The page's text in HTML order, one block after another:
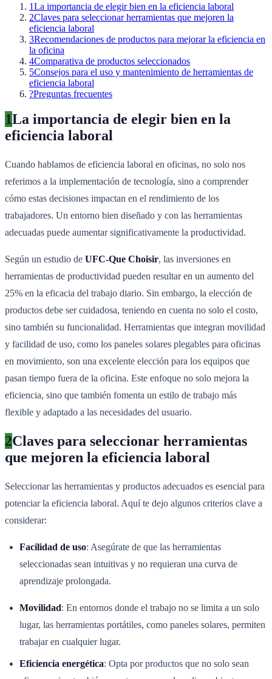
1La importancia de elegir bien en la eficiencia laboral
2Claves para seleccionar herramientas que mejoren la
eficiencia laboral
3Recomendaciones de productos para mejorar la eficiencia en
la oficina
4Comparativa de productos seleccionados
5Consejos para el uso y mantenimiento de herramientas de
eficiencia laboral
?Preguntas frecuentes
1La importancia de elegir bien en la
eficiencia laboral
Cuando hablamos de eficiencia laboral en oficinas, no solo nos
referimos a la implementación de tecnología, sino a comprender
cómo estas decisiones impactan en el rendimiento de los
trabajadores. Un entorno bien diseñado y con las herramientas
adecuadas puede aumentar significativamente la productividad.
Según un estudio de UFC-Que Choisir, las inversiones en
herramientas de productividad pueden resultar en un aumento del
25% en la eficacia del trabajo diario. Sin embargo, la elección de
productos debe ser cuidadosa, teniendo en cuenta no solo el costo,
sino también su funcionalidad. Herramientas que integran movilidad
y facilidad de uso, como los paneles solares plegables para oficinas
en movimiento, son una excelente elección para los equipos que
pasan tiempo fuera de la oficina. Este enfoque no solo mejora la
eficiencia, sino que también fomenta un estilo de trabajo más
flexible y adaptado a las necesidades del usuario.
2Claves para seleccionar herramientas
que mejoren la eficiencia laboral
Seleccionar las herramientas y productos adecuados es esencial para
potenciar la eficiencia laboral. Aquí te dejo algunos criterios clave a
considerar:
Facilidad de uso: Asegúrate de que las herramientas
seleccionadas sean intuitivas y no requieran una curva de
aprendizaje prolongada.
Movilidad: En entornos donde el trabajo no se limita a un solo
lugar, las herramientas portátiles, como paneles solares, permiten
trabajar en cualquier lugar.
Eficiencia energética: Opta por productos que no solo sean